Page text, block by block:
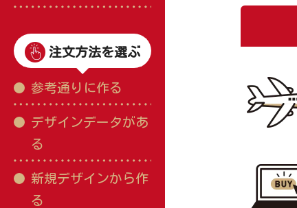
注文方法を選ぶ
参考通りに作る
デザインデータがあ
る
新規デザインから作
る